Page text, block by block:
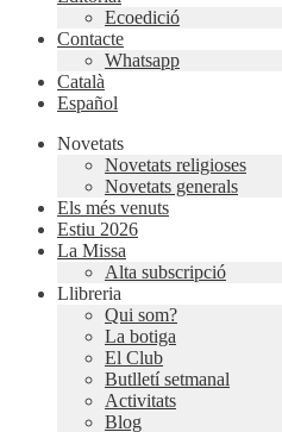
Ecoedició
Contacte
Whatsapp
Català
Español
Novetats
Novetats religioses
Novetats generals
Els més venuts
Estiu 2026
La Missa
Alta subscripció
Llibreria
Qui som?
La botiga
El Club
Butlletí setmanal
Activitats
Blog